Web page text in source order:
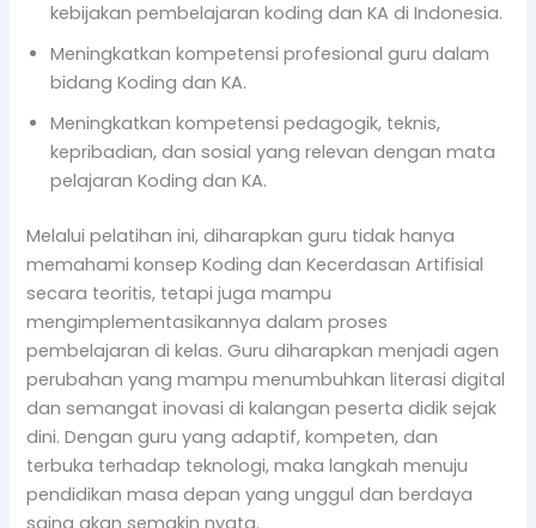
kebijakan pembelajaran koding dan KA di Indonesia.
Meningkatkan kompetensi profesional guru dalam
bidang Koding dan KA.
Meningkatkan kompetensi pedagogik, teknis,
kepribadian, dan sosial yang relevan dengan mata
pelajaran Koding dan KA.
Melalui pelatihan ini, diharapkan guru tidak hanya
memahami konsep Koding dan Kecerdasan Artifisial
secara teoritis, tetapi juga mampu
mengimplementasikannya dalam proses
pembelajaran di kelas. Guru diharapkan menjadi agen
perubahan yang mampu menumbuhkan literasi digital
dan semangat inovasi di kalangan peserta didik sejak
dini. Dengan guru yang adaptif, kompeten, dan
terbuka terhadap teknologi, maka langkah menuju
pendidikan masa depan yang unggul dan berdaya